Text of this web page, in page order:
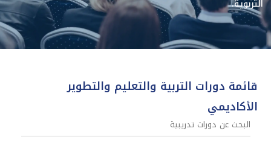
التربوية.
قائمة دورات التربية والتعليم والتطوير
الأكاديمي